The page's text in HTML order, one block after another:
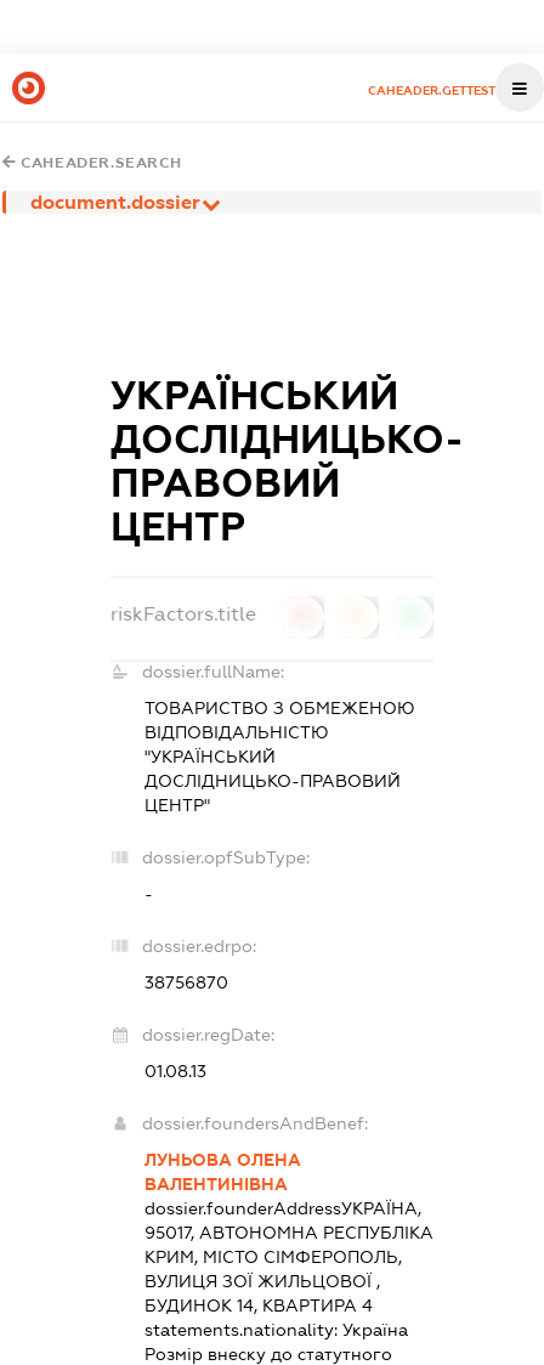
CAHEADER.GETTEST
CAHEADER.SEARCH
document.dossier
УКРАЇНСЬКИЙ
ДОСЛІДНИЦЬКО-
ПРАВОВИЙ
ЦЕНТР
riskFactors.title
dossier.fullName:
ТОВАРИСТВО З ОБМЕЖЕНОЮ
ВІДПОВІДАЛЬНІСТЮ
"УКРАЇНСЬКИЙ
ДОСЛІДНИЦЬКО-ПРАВОВИЙ
ЦЕНТР"
dossier.opfSubType:
-
dossier.edrpo:
38756870
dossier.regDate:
01.08.13
dossier.foundersAndBenef:
ЛУНЬОВА ОЛЕНА
ВАЛЕНТИНІВНА
dossier.founderAddressУКРАЇНА,
95017, АВТОНОМНА РЕСПУБЛІКА
КРИМ, МІСТО СІМФЕРОПОЛЬ,
ВУЛИЦЯ ЗОЇ ЖИЛЬЦОВОЇ ,
БУДИНОК 14, КВАРТИРА 4
statements.nationality: Україна
Розмір внеску до статутного